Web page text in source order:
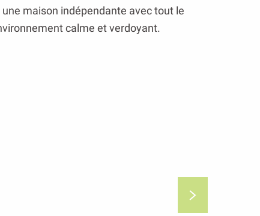
maison indépendante avec tout le
calme et verdoyant.